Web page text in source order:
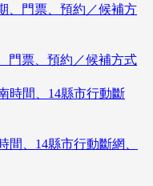
門票、預約／候補方式
間、14縣市行動斷網、